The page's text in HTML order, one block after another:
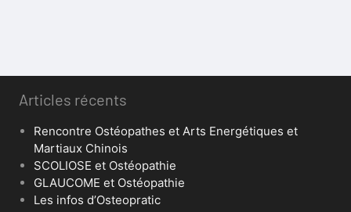
Articles récents
Rencontre Ostéopathes et Arts Energétiques et
Martiaux Chinois
SCOLIOSE et Ostéopathie
GLAUCOME et Ostéopathie
Les infos d’Osteopratic